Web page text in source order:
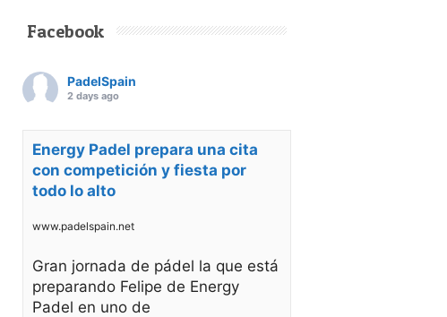
Facebook
PadelSpain
2 days ago
Energy Padel prepara una cita
con competición y fiesta por
todo lo alto
www.padelspain.net
Gran jornada de pádel la que está
preparando Felipe de Energy
Padel en uno de